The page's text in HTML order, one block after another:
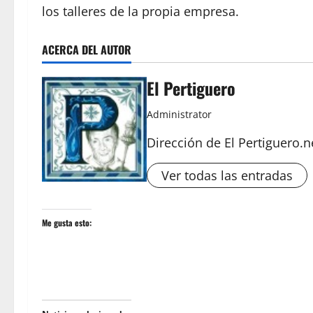
los talleres de la propia empresa.
ACERCA DEL AUTOR
El Pertiguero
Administrator
Dirección de El
Ver todas las entradas
Me gusta esto: